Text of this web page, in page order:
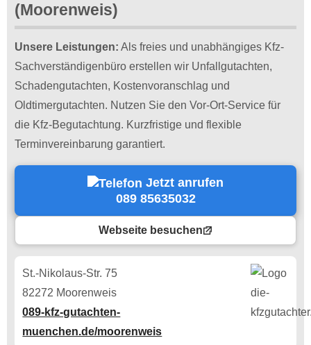
(Moorenweis)
Unsere Leistungen: Als freies und unabhängiges Kfz-
Sachverständigenbüro erstellen wir Unfallgutachten,
Schadengutachten, Kostenvoranschlag und
Oldtimergutachten. Nutzen Sie den Vor-Ort-Service für
die Kfz-Begutachtung. Kurzfristige und flexible
Terminvereinbarung garantiert.
Jetzt anrufen
089 85635032
Webseite besuchen
St.-Nikolaus-Str. 75
82272 Moorenweis
089-kfz-gutachten-
muenchen.de/moorenweis